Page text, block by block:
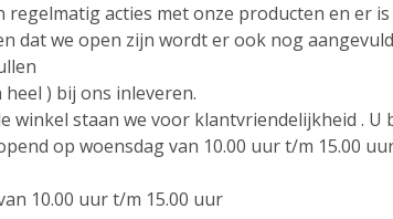
regelmatig acties met onze producten en er
dat we open zijn wordt er ook nog
heel ) bij ons inleveren.
winkel staan we voor klantvriendelijkheid . U
op woensdag van 10.00 uur t/m 15.00
10.00 uur t/m 15.00 uur